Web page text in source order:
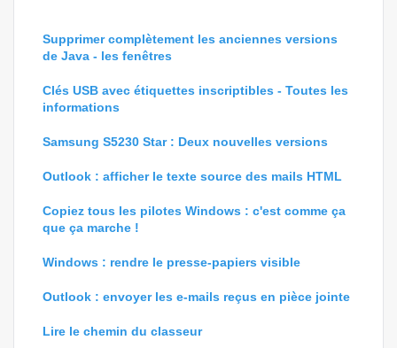
Supprimer complètement les anciennes versions
de Java - les fenêtres
Clés USB avec étiquettes inscriptibles - Toutes les
informations
Samsung S5230 Star : Deux nouvelles versions
Outlook : afficher le texte source des mails HTML
Copiez tous les pilotes Windows : c'est comme ça
que ça marche !
Windows : rendre le presse-papiers visible
Outlook : envoyer les e-mails reçus en pièce jointe
Lire le chemin du classeur